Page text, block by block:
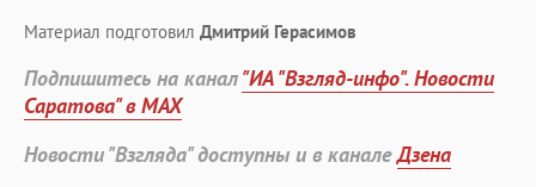
Материал подготовил Дмитрий Герасимов
Подпишитесь на канал"ИА "Взгляд-инфо". Новости
Саратова" в MAX
Новости "Взгляда" доступны и в каналеДзена